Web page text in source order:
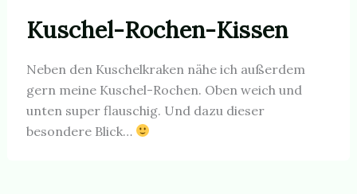
Kuschel-Rochen-Kissen
Neben den Kuschelkraken nähe ich außerdem
gern meine Kuschel-Rochen. Oben weich und
unten super flauschig. Und dazu dieser
besondere Blick…